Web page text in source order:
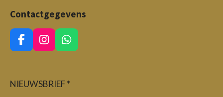
Contactgegevens
F
a
b
I
n
a
W
h
s
NIEUWSBRIEF *